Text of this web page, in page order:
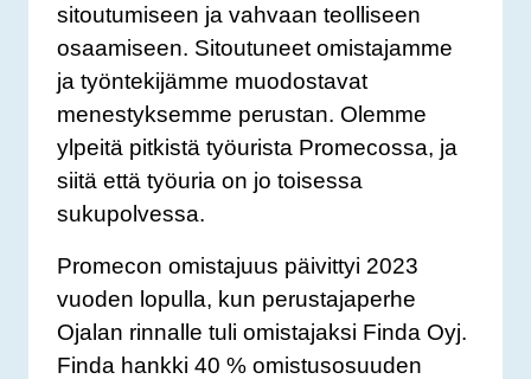
sitoutumiseen ja vahvaan teolliseen
osaamiseen. Sitoutuneet omistajamme
ja työntekijämme muodostavat
menestyksemme perustan. Olemme
ylpeitä pitkistä työurista Promecossa, ja
siitä että työuria on jo toisessa
sukupolvessa.
Promecon omistajuus päivittyi 2023
vuoden lopulla, kun perustajaperhe
Ojalan rinnalle tuli omistajaksi Finda Oyj.
Finda hankki 40 % omistusosuuden